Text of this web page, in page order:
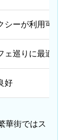
ーが利用可能
巡りに最適
好
華街ではス